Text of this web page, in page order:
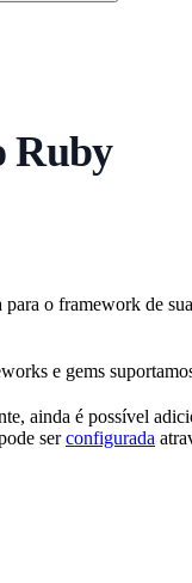
Ruby
o framework de
e gems
ainda é possível
serconfigurada